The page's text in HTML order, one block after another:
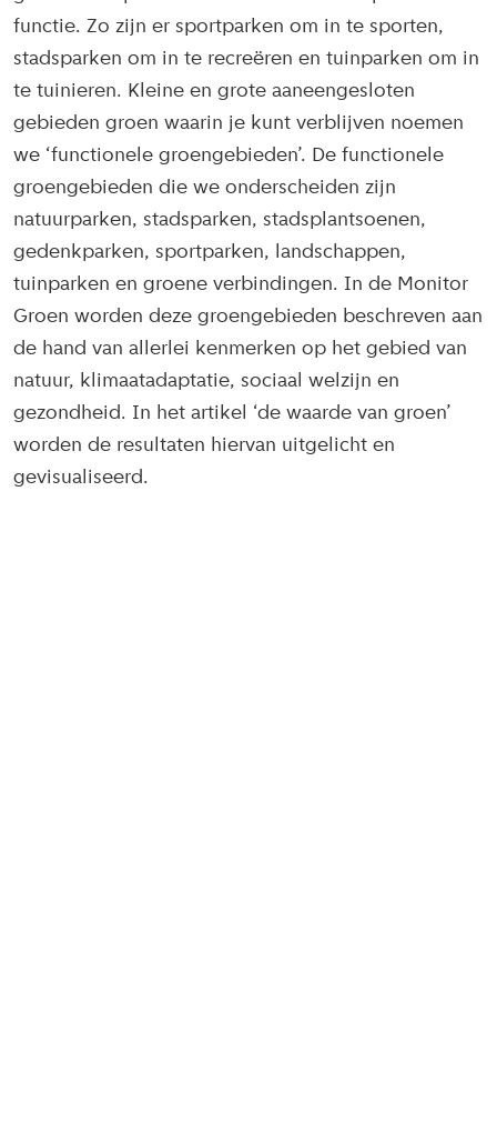
functie. Zo zijn er sportparken om in te sporten,
stadsparken om in te recreëren en tuinparken om in
te tuinieren. Kleine en grote aaneengesloten
gebieden groen waarin je kunt verblijven noemen
we ‘functionele groengebieden’. De functionele
groengebieden die we onderscheiden zijn
natuurparken, stadsparken, stadsplantsoenen,
gedenkparken, sportparken, landschappen,
tuinparken en groene verbindingen. In de Monitor
Groen worden deze groengebieden beschreven aan
de hand van allerlei kenmerken op het gebied van
natuur, klimaatadaptatie, sociaal welzijn en
gezondheid. In het artikel ‘de waarde van groen’
worden de resultaten hiervan uitgelicht en
gevisualiseerd.